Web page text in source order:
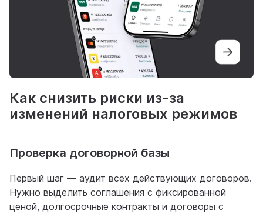
Как снизить риски из-за
изменений налоговых режимов
Проверка договорной базы
Первый шаг — аудит всех действующих договоров.
Нужно выделить соглашения с фиксированной
ценой, долгосрочные контракты и договоры с